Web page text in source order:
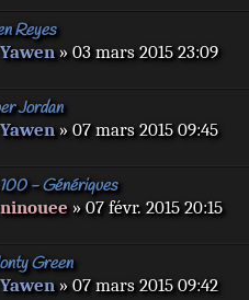
Reyes
Yawen» 03 mars 2015 23:09
Jordan
Yawen» 07 mars 2015 09:45
- Génériques
ninouee » 07 févr. 2015 20:15
Green
Yawen» 07 mars 2015 09:42